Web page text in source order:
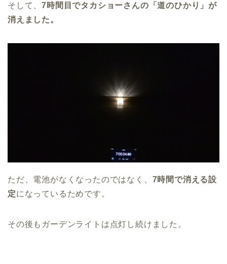
そして、7時間目でタカショーさんの「道のひかり」が
消えました。
ただ、電池がなくなったのではなく、 7時間で消える設
定になっているためです。
その後もガーデンライトは点灯し続けました。